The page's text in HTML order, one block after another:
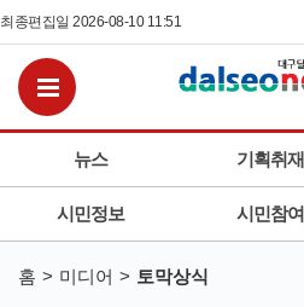
최종편집일 2026-08-10 11:51
뉴스 기획취재
시민정보 시민참여
홈 미디어 토막상식